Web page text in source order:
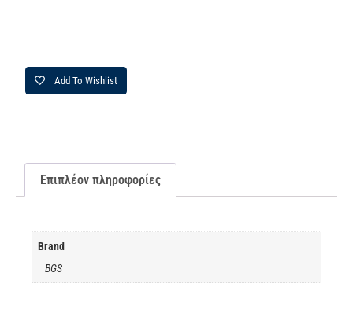
Add To Wishlist
Επιπλέον πληροφορίες
Brand
BGS